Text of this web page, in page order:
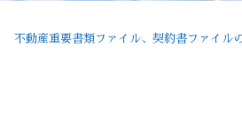
不動産重要書類ファイル、契約書ファイ